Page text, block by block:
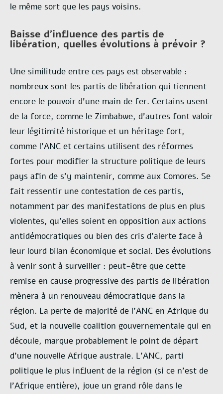
le même sort que les pays voisins.
Baisse d'influence des partis de
libération, quelles évolutions à prévoir ?
Une similitude entre ces pays est observable :
nombreux sont les partis de libération qui tiennent
encore le pouvoir d’une main de fer. Certains usent
de la force, comme le Zimbabwe, d’autres font valoir
leur légitimité historique et un héritage fort,
comme l’ANC et certains utilisent des réformes
fortes pour modifier la structure politique de leurs
pays afin de s’y maintenir, comme aux Comores. Se
fait ressentir une contestation de ces partis,
notamment par des manifestations de plus en plus
violentes, qu’elles soient en opposition aux actions
antidémocratiques ou bien des cris d’alerte face à
leur lourd bilan économique et social. Des évolutions
à venir sont à surveiller : peut-être que cette
remise en cause progressive des partis de libération
mènera à un renouveau démocratique dans la
région. La perte de majorité de l’ANC en Afrique du
Sud, et la nouvelle coalition gouvernementale qui en
découle, marque probablement le point de départ
d’une nouvelle Afrique australe. L’ANC, parti
politique le plus influent de la région (si ce n’est de
l’Afrique entière), joue un grand rôle dans le